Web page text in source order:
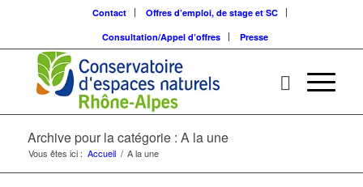
Contact
Offres d’emploi, de stage et SC
Consultation/Appel d’offres
Presse
Archive pour la catégorie : A la une
Vous êtes ici : Accueil / A la une